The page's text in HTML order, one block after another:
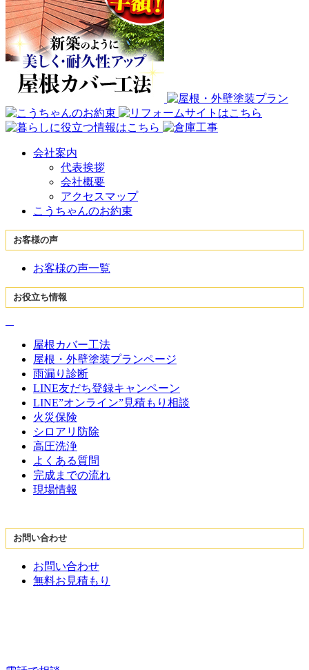
会社案内
代表挨拶
会社概要
アクセスマップ
こうちゃんのお約束
お客様の声
お客様の声一覧
お役立ち情報
屋根カバー工法
屋根・外壁塗装プランページ
雨漏り診断
LINE友だち登録キャンペーン
LINE”オンライン”見積もり相談
火災保険
シロアリ防除
高圧洗浄
よくある質問
完成までの流れ
現場情報
お問い合わせ
お問い合わせ
無料お見積もり